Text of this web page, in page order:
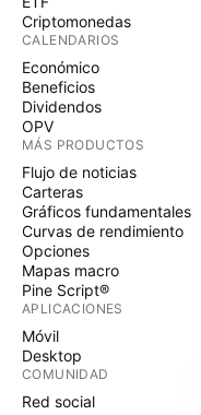
Criptomonedas
CALENDARIOS
Económico
Beneficios
Dividendos
OPV
MÁS PRODUCTOS
Flujo de noticias
Carteras
Gráficos fundamentales
Curvas de rendimiento
Opciones
Mapas macro
Pine Script®
APLICACIONES
Móvil
Desktop
COMUNIDAD
Red social